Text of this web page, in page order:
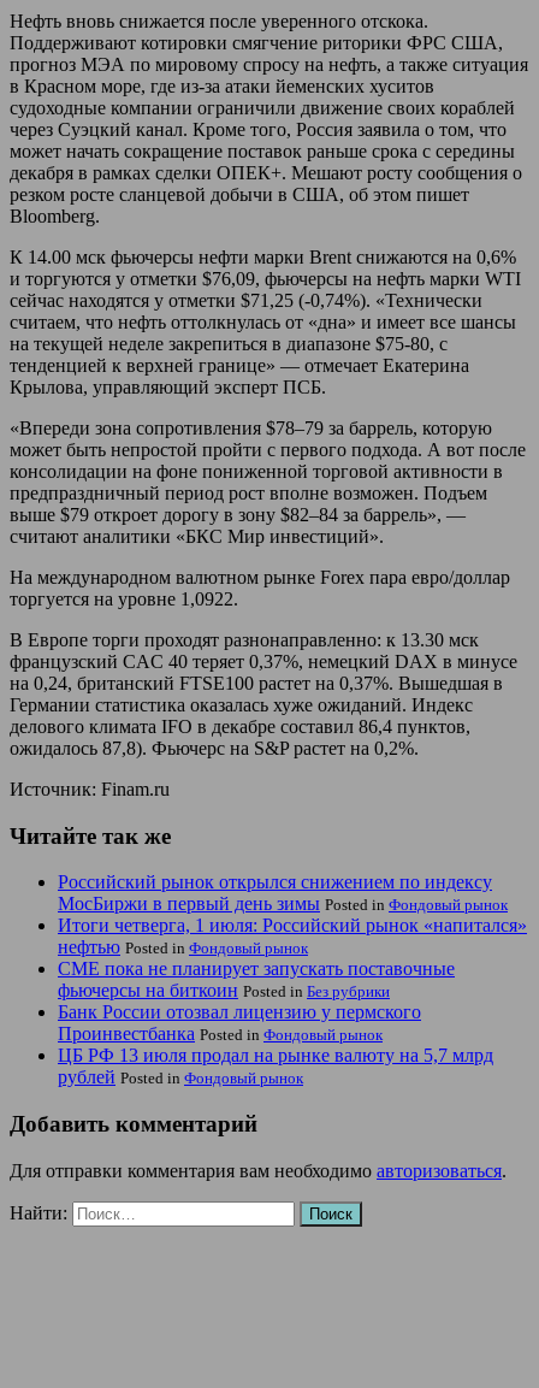
Нефть вновь снижается после уверенного отскока.
Поддерживают котировки смягчение риторики ФРС США,
прогноз МЭА по мировому спросу на нефть, а также ситуация
в Красном море, где из-за атаки йеменских хуситов
судоходные компании ограничили движение своих кораблей
через Суэцкий канал. Кроме того, Россия заявила о том, что
может начать сокращение поставок раньше срока с середины
декабря в рамках сделки ОПЕК+. Мешают росту сообщения о
резком росте сланцевой добычи в США, об этом пишет
Bloomberg.
К 14.00 мск фьючерсы нефти марки Brent снижаются на 0,6%
и торгуются у отметки $76,09, фьючерсы на нефть марки WTI
сейчас находятся у отметки $71,25 (-0,74%). «Технически
считаем, что нефть оттолкнулась от «дна» и имеет все шансы
на текущей неделе закрепиться в диапазоне $75-80, с
тенденцией к верхней границе» — отмечает Екатерина
Крылова, управляющий эксперт ПСБ.
«Впереди зона сопротивления $78–79 за баррель, которую
может быть непростой пройти с первого подхода. А вот после
консолидации на фоне пониженной торговой активности в
предпраздничный период рост вполне возможен. Подъем
выше $79 откроет дорогу в зону $82–84 за баррель», —
считают аналитики «БКС Мир инвестиций».
На международном валютном рынке Forex пара евро/доллар
торгуется на уровне 1,0922.
В Европе торги проходят разнонаправленно: к 13.30 мск
французский CAC 40 теряет 0,37%, немецкий DAX в минусе
на 0,24, британский FTSE100 растет на 0,37%. Вышедшая в
Германии статистика оказалась хуже ожиданий. Индекс
делового климата IFO в декабре составил 86,4 пунктов,
ожидалось 87,8). Фьючерс на S&P растет на 0,2%.
Источник: Finam.ru
Читайте так же
Российский рынок открылся снижением по индексу
МосБиржи в первый день зимы Posted in Фондовый рынок
Итоги четверга, 1 июля: Российский рынок «напитался»
нефтью Posted in Фондовый рынок
CME пока не планирует запускать поставочные
фьючерсы на биткоин Posted in Без рубрики
Банк России отозвал лицензию у пермского
Проинвестбанка Posted in Фондовый рынок
ЦБ РФ 13 июля продал на рынке валюту на 5,7 млрд
рублей Posted in Фондовый рынок
Добавить комментарий
Для отправки комментария вам необходимо авторизоваться.
Найти: